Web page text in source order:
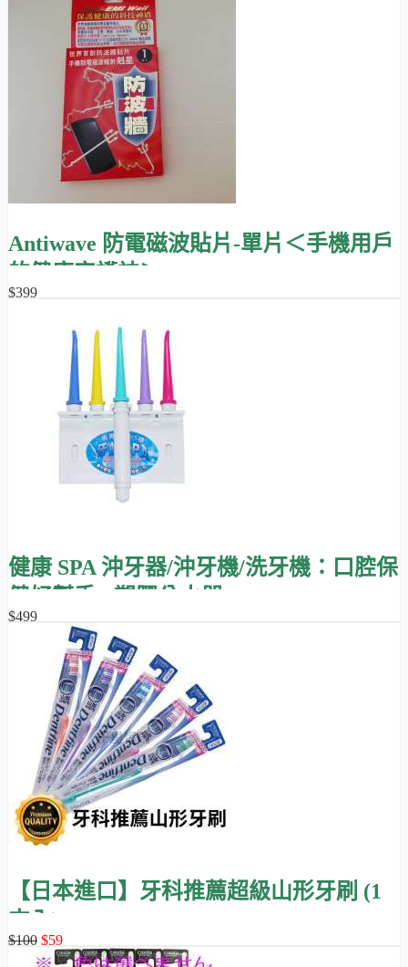
Antiwave 防電磁波貼片-單片＜手機用戶
的健康守護神＞
$399
健康 SPA 沖牙器/沖牙機/洗牙機：口腔保
健好幫手 - 塑膠分水器
$499
【日本進口】牙科推薦超級山形牙刷 (1
支入)
$100 $59